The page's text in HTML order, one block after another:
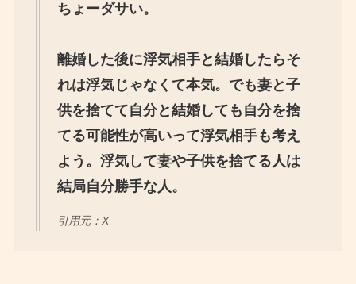
ちょーダサい。
離婚した後に浮気相手と結婚したらそ
れは浮気じゃなくて本気。でも妻と子
供を捨てて自分と結婚しても自分を捨
てる可能性が高いって浮気相手も考え
よう。浮気して妻や子供を捨てる人は
結局自分勝手な人。
引用元：X